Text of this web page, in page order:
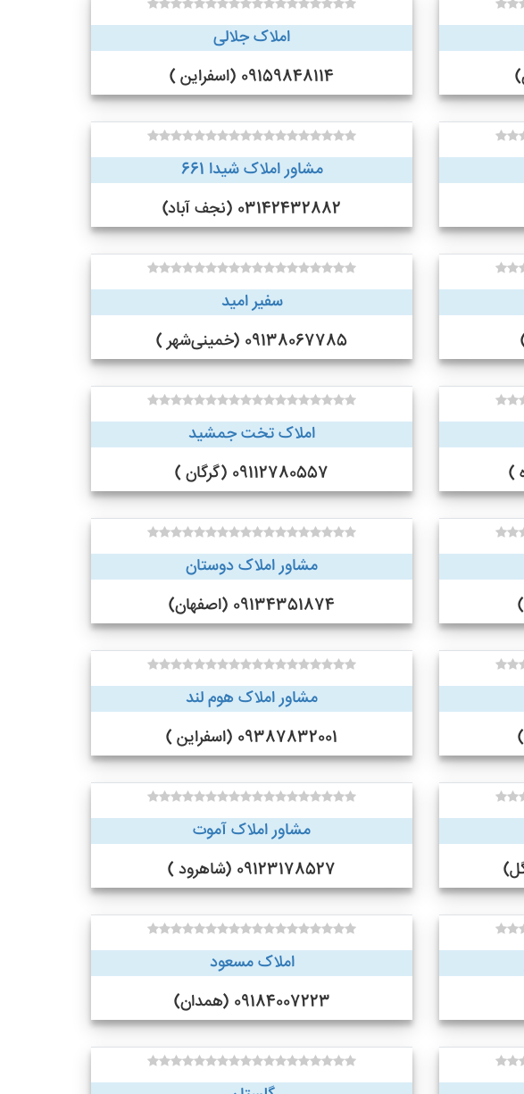
املاک جلالی
09159848114 (اسفراین )
مشاور املاک شیدا 661
03142432882 (نجف‌ آباد)
سفیر امید
09138067785 (خمینی‌شهر )
املاک تخت جمشید
09112780557 (گرگان )
مشاور املاک دوستان
09134351874 (اصفهان)
مشاور املاک هوم لند
09387832001 (اسفراین )
مشاور املاک آموت
09123178527 (شاهرود )
املاک مسعود
09184007223 (همدان)